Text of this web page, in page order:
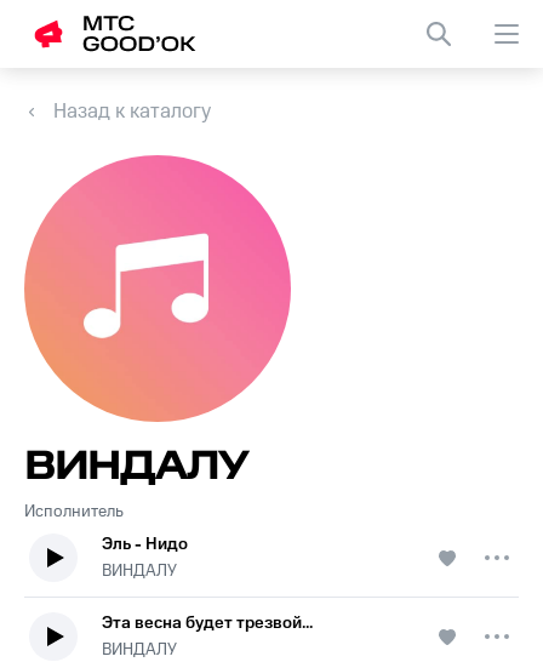
Назад к каталогу
Исполнитель
ВИНДАЛУ
Эль - Нидо
ВИНДАЛУ
Эта весна будет трезвой...
ВИНДАЛУ